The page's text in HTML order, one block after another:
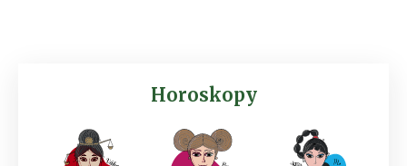
Horoskopy